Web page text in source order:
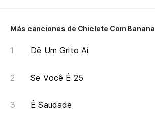
Más canciones de Chiclete Com Banana
Dê Um Grito Aí
Se Você É 25
Ê Saudade